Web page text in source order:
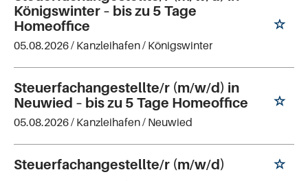
Königswinter – bis zu 5 Tage
Homeoffice
05.08.2026 / Kanzleihafen/ Königswinter
Steuerfachangestellte/r (m/w/d) in
Neuwied – bis zu 5 Tage Homeoffice
05.08.2026 / Kanzleihafen/ Neuwied
Steuerfachangestellte/r (m/w/d)